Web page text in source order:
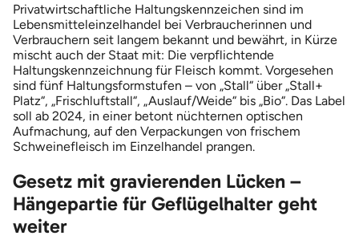
Privatwirtschaftliche Haltungskennzeichen sind im
Lebensmitteleinzelhandel bei Verbraucherinnen und
Verbrauchern seit langem bekannt und bewährt, in Kürze
mischt auch der Staat mit: Die verpflichtende
Haltungskennzeichnung für Fleisch kommt. Vorgesehen
sind fünf Haltungsformstufen – von „Stall“ über „Stall+
Platz“, „Frischluftstall“, „Auslauf/Weide“ bis „Bio“. Das Label
soll ab 2024, in einer betont nüchternen optischen
Aufmachung, auf den Verpackungen von frischem
Schweinefleisch im Einzelhandel prangen.
Gesetz mit gravierenden Lücken –
Hängepartie für Geflügelhalter geht
weiter